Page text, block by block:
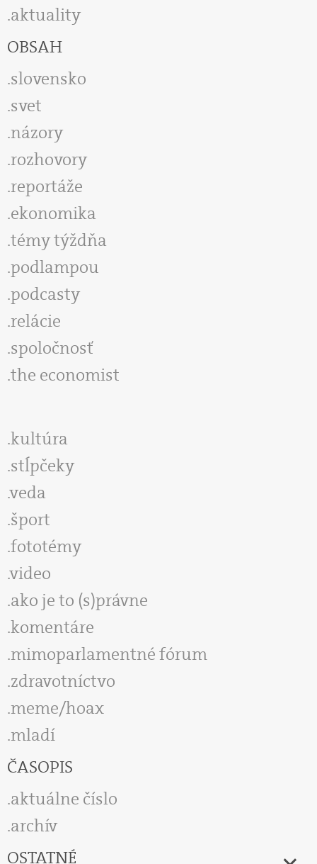
aktuality
OBSAH
slovensko
svet
názory
rozhovory
reportáže
ekonomika
témy týždňa
podlampou
podcasty
relácie
spoločnosť
the economist
kultúra
stĺpčeky
veda
šport
fototémy
video
ako je to (s)právne
komentáre
mimoparlamentné fórum
zdravotníctvo
meme/hoax
mladí
ČASOPIS
aktuálne číslo
archív
OSTATNÉ